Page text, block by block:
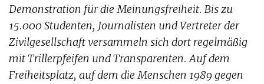
Demonstration für die Meinungsfreiheit. Bis zu
15.000 Studenten, Journalisten und Vertreter der
Zivilgesellschaft versammeln sich dort regelmäßig
mit Trillerpfeifen und Transparenten. Auf dem
Freiheitsplatz, auf dem die Menschen 1989 gegen